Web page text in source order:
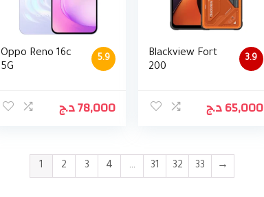
5.9
Oppo Reno 16c
5G
78,000د.ج
3.9
Blackview Fort
200
65,000د.ج
1 2 3 4 … 31 32 33 →